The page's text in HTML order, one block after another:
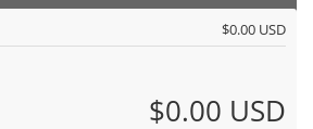
$0.00 USD
$0.00 USD